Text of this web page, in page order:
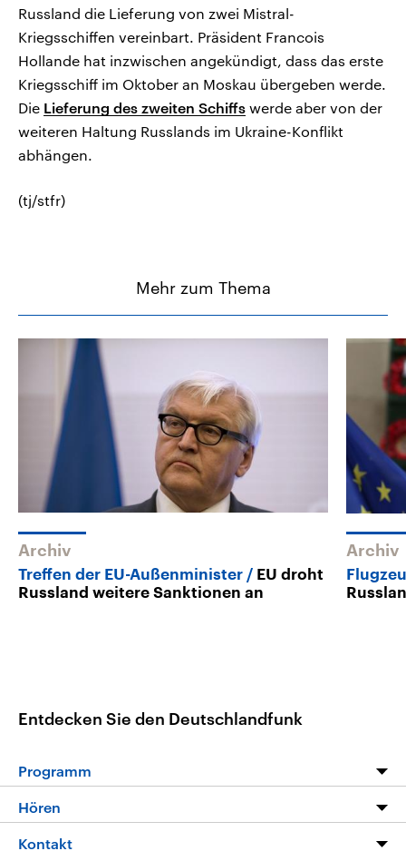
Russland die Lieferung von zwei Mistral-
Kriegsschiffen vereinbart. Präsident Francois
Hollande hat inzwischen angekündigt, dass das erste
Kriegsschiff im Oktober an Moskau übergeben werde.
Die Lieferung des zweiten Schiffs werde aber von der
weiteren Haltung Russlands im Ukraine-Konflikt
abhängen.
(tj/stfr)
Mehr zum Thema
Archiv
Treffen der EU-Außenminister
EU droht
Russland weitere Sanktionen an
Archiv
Entdecken Sie den Deutschlandfunk
Programm
Programm
Hören
Livestream
Kontakt